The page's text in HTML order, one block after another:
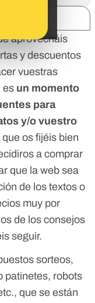
aprovecháis
y descuentos
vuestras
es un momento
para
y/o vuestro
os fijéis bien
a comprar
que la web sea
de los textos o
muy por
de los consejos
seguir.
sorteos,
patinetes, robots
que se están